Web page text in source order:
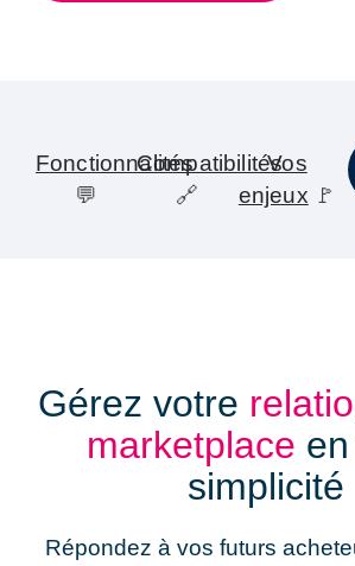
Fonctionnalités
💬
Compatibilités
🔗
Vos
enjeux 🚩
Gérez votre
marketplace
simplicité
Répondez à vos futurs